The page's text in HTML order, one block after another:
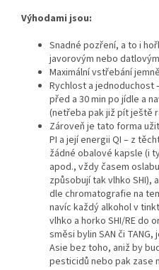
Výhodami jsou:
Snadné pozření, a to i
javorovým nebo
Maximální vstřebání
Rychlost a jednoduchost
před a 30 min po jídle a
(netřeba pak již pít ještě
Zároveň je tato forma
PI a její energii QI – z
žádné obalové kapsle (i
apod., vždy časem
způsobují tak vlhko SHI),
dle chromatografie na
navíc každý alkohol v
vlhko a horko SHI/RE do
směsi bylin SAN či
Asie bez toho, aniž by
pesticidů nebo pak zase